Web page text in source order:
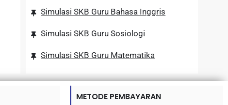
Simulasi SKB Guru Bahasa Inggris
Simulasi SKB Guru Sosiologi
Simulasi SKB Guru Matematika
METODE PEMBAYARAN